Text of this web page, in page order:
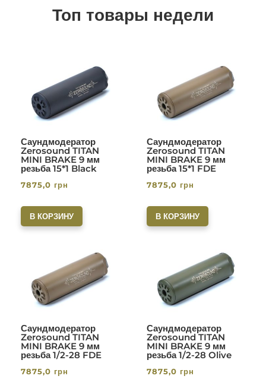
Топ товары недели
Саундмодератор
Zerosound TITAN
MINI BRAKE 9 мм
резьба 15*1 Black
7875,0 грн
В КОРЗИНУ
Саундмодератор
Zerosound TITAN
MINI BRAKE 9 мм
резьба 15*1 FDE
7875,0 грн
В КОРЗИНУ
Саундмодератор
Zerosound TITAN
MINI BRAKE 9 мм
резьба 1/2-28 FDE
7875,0 грн
Саундмодератор
Zerosound TITAN
MINI BRAKE 9 мм
резьба 1/2-28 Olive
7875,0 грн